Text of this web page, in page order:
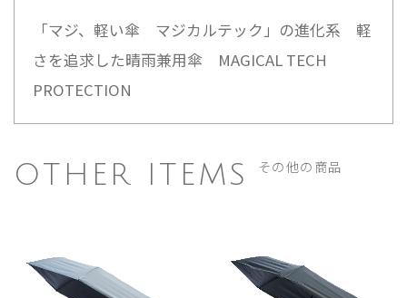
「マジ、軽い傘 マジカルテック」の進化系 軽
さを追求した晴雨兼用傘 MAGICAL TECH
PROTECTION
OTHER ITEMS その他の商品